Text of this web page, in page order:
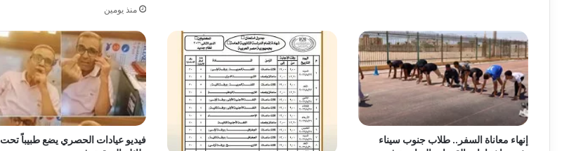
منذ يومين
إنهاء معاناة السفر.. طلاب جنوب سيناء
فيديو عيادات الحصري يضع طبيباً تحت